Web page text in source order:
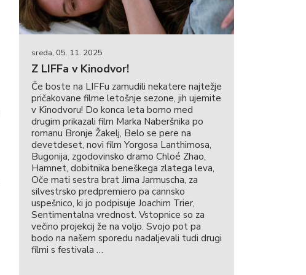
sreda, 05. 11. 2025
Z LIFFa v Kinodvor!
Če boste na LIFFu zamudili nekatere najtežje
pričakovane filme letošnje sezone, jih ujemite
v Kinodvoru! Do konca leta bomo med
drugim prikazali film Marka Naberšnika po
romanu Bronje Žakelj, Belo se pere na
devetdeset, novi film Yorgosa Lanthimosa,
Bugonija, zgodovinsko dramo Chloé Zhao,
Hamnet, dobitnika beneškega zlatega leva,
Oče mati sestra brat Jima Jarmuscha, za
silvestrsko predpremiero pa cannsko
uspešnico, ki jo podpisuje Joachim Trier,
Sentimentalna vrednost. Vstopnice so za
večino projekcij že na voljo. Svojo pot pa
bodo na našem sporedu nadaljevali tudi drugi
filmi s festivala …